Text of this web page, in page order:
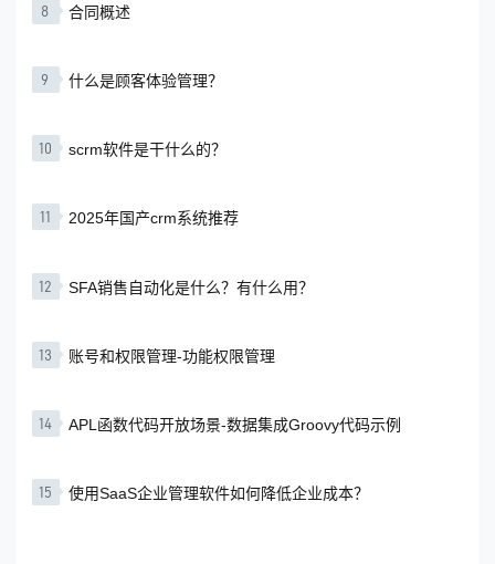
8 合同概述
9 什么是顾客体验管理？
10 scrm软件是干什么的？
11 2025年国产crm系统推荐
12 SFA销售自动化是什么？有什么用？
13 账号和权限管理-功能权限管理
14 APL函数代码开放场景-数据集成Groovy代码示例
15 使用SaaS企业管理软件如何降低企业成本？